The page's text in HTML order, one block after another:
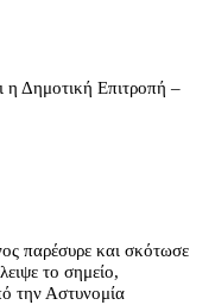
η Δημοτική Επιτροπή –
παρέσυρε και σκότωσε
το σημείο,
την Αστυνομία